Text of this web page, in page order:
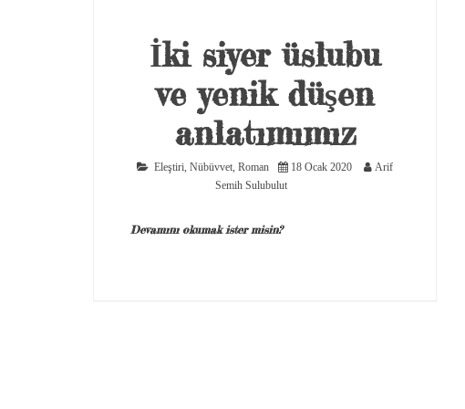
İki siyer üslubu
ve yenik düşen
anlatımımız
Eleştiri, Nübüvvet, Roman 18 Ocak 2020
Arif
Semih Sulubulut
Devamını okumak ister misin?